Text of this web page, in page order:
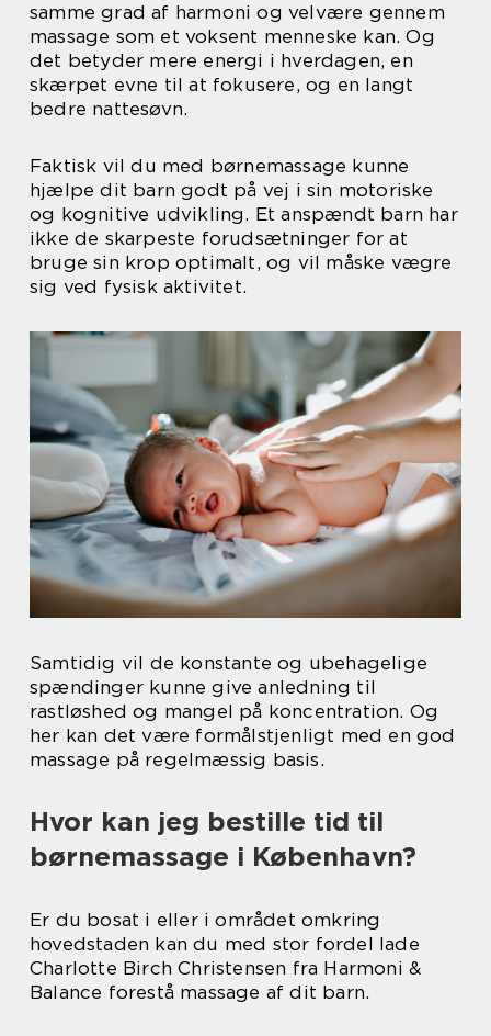
samme grad af harmoni og velvære gennem
massage som et voksent menneske kan. Og
det betyder mere energi i hverdagen, en
skærpet evne til at fokusere, og en langt
bedre nattesøvn.
Faktisk vil du med børnemassage kunne
hjælpe dit barn godt på vej i sin motoriske
og kognitive udvikling. Et anspændt barn har
ikke de skarpeste forudsætninger for at
bruge sin krop optimalt, og vil måske vægre
sig ved fysisk aktivitet.
Samtidig vil de konstante og ubehagelige
spændinger kunne give anledning til
rastløshed og mangel på koncentration. Og
her kan det være formålstjenligt med en god
massage på regelmæssig basis.
Hvor kan jeg bestille tid til
børnemassage i København?
Er du bosat i eller i området omkring
hovedstaden kan du med stor fordel lade
Charlotte Birch Christensen fra Harmoni &
Balance forestå massage af dit barn.